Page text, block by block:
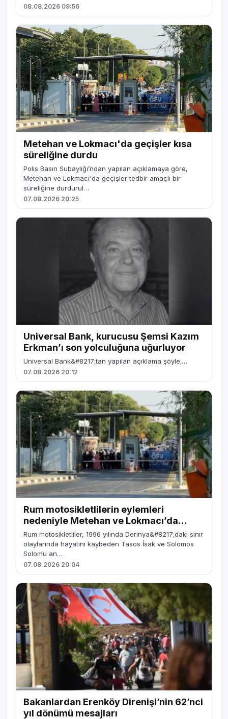
08.08.2026 09:56
Metehan ve Lokmacı'da geçişler kısa
süreliğine durdu
Polis Basın Subaylığı’ndan yapılan açıklamaya göre,
Metehan ve Lokmacı'da geçişler tedbir amaçlı bir
süreliğine durdurul…
07.08.2026 20:25
Universal Bank, kurucusu Şemsi Kazım
Erkman’ı son yolculuğuna uğurluyor
Universal Bank&#8217;tan yapılan açıklama şöyle;…
07.08.2026 20:12
Rum motosikletlilerin eylemleri
nedeniyle Metehan ve Lokmacı’da
geçişler kısa süreliğine durdu
Rum motosikletliler, 1996 yılında Derinya&#8217;daki sınır
olaylarında hayatını kaybeden Tasos İsak ve Solomos
Solomu an…
07.08.2026 20:04
Bakanlardan Erenköy Direnişi’nin 62’nci
yıl dönümü mesajları